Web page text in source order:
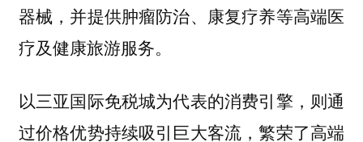
器械，并提供肿瘤防治、康复疗养等高端医
疗及健康旅游服务。
以三亚国际免税城为代表的消费引擎，则通
过价格优势持续吸引巨大客流，繁荣了高端